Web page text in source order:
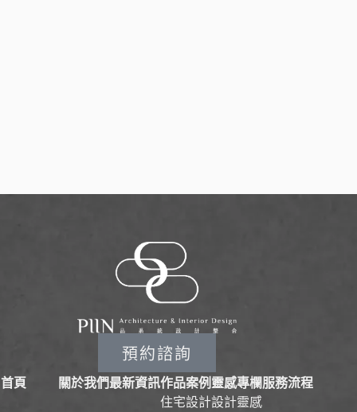
預約諮詢
首頁 關於我們最新資訊作品案例
住宅設計
靈感專欄
設計靈感
服務流程